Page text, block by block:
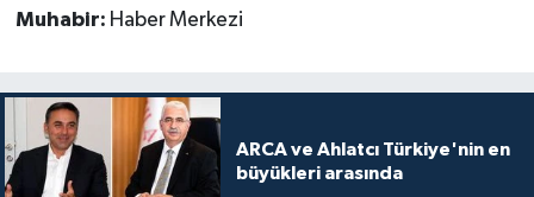
Muhabir: Haber Merkezi
ARCA ve Ahlatcı Türkiye'nin en
büyükleri arasında